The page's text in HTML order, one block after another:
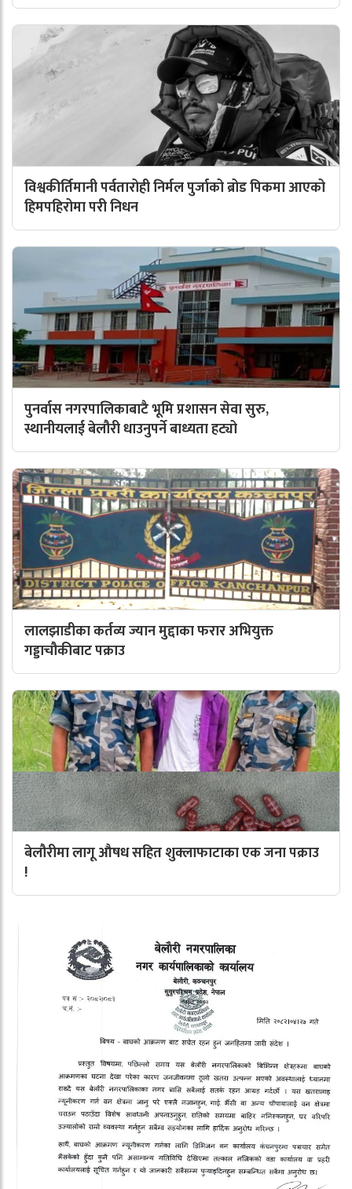
विश्वकीर्तिमानी पर्वतारोही निर्मल पुर्जाको ब्रोड पिकमा आएको
हिमपहिरोमा परी निधन
पुनर्वास नगरपालिकाबाटै भूमि प्रशासन सेवा सुरु,
स्थानीयलाई बेलौरी धाउनुपर्ने बाध्यता हट्यो
लालझाडीका कर्तव्य ज्यान मुद्दाका फरार अभियुक्त
गड्डाचौकीबाट पक्राउ
बेलौरीमा लागू औषध सहित शुक्लाफाटाका एक जना पक्राउ
!